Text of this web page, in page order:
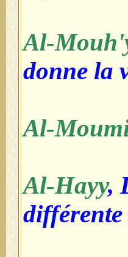
Al-
donne la
Al-
Al-Hayy,
différente